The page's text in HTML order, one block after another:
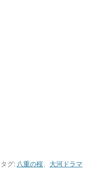
グ: 八重の桜、 大河ドラマ